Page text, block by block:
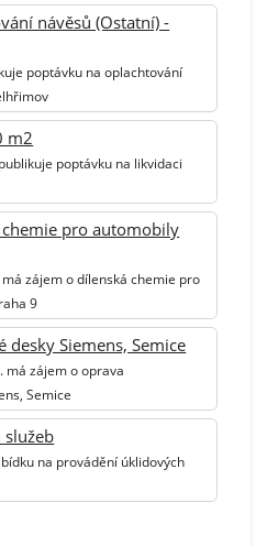
návěsů (Ostatní) -
poptávku na oplachtování
m2
poptávku na likvidaci
pro automobily
zájem o dílenská chemie pro
9
desky Siemens, Semice
má zájem o oprava
Semice
na provádění úklidových